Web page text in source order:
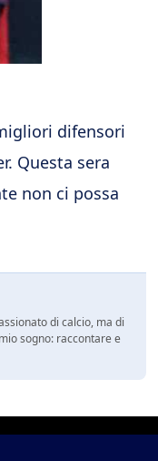
difensori
Questa sera
non ci possa
di calcio, ma di
sogno: raccontare e